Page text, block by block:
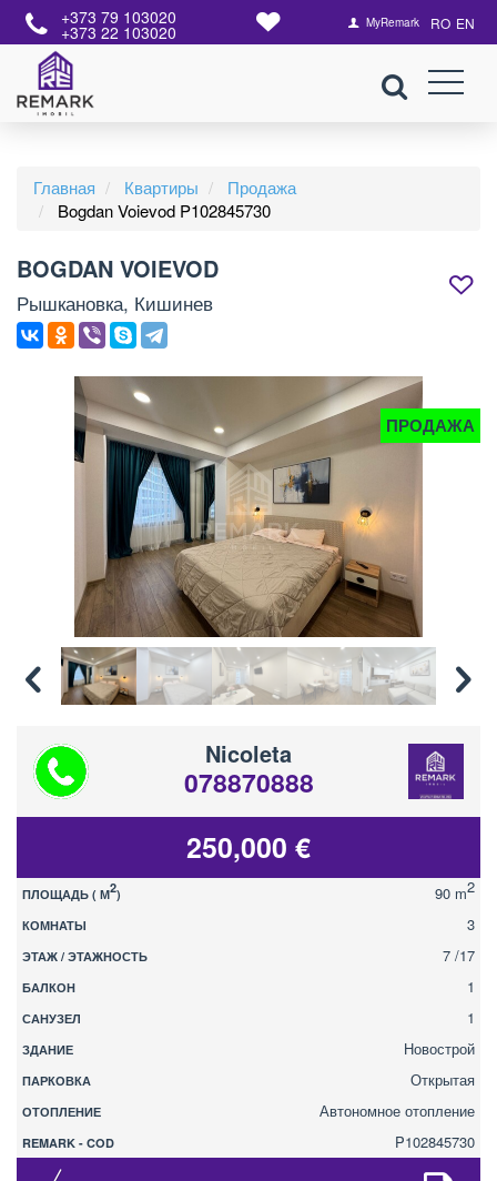
+373 79 103020
+373 22 103020 MyRemark RO EN
Главная Квартиры
Продажа
Bogdan Voievod P102845730
ПРОДАЖА
BOGDAN VOIEVOD
Рышкановка, Кишинев
Nicoleta
078870888
250,000 €
ПЛОЩАДЬ ( М2) 90 m2
КОМНАТЫ 3
ЭТАЖ / ЭТАЖНОСТЬ 7 /17
БАЛКОН 1
САНУЗЕЛ 1
ЗДАНИЕ Новострой
ПАРКОВКА Открытая
ОТОПЛЕНИЕ Автономное отопление
REMARK - COD P102845730